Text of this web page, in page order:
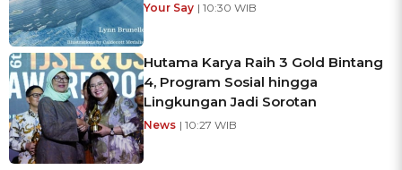
Your Say | 10:30 WIB
Hutama Karya Raih 3 Gold Bintang
4, Program Sosial hingga
Lingkungan Jadi Sorotan
News | 10:27 WIB